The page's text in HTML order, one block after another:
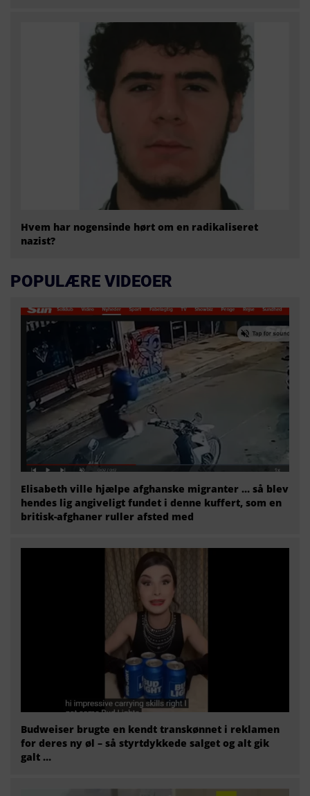
Hvem har nogensinde hørt om en radikaliseret
nazist?
POPULÆRE VIDEOER
Elisabeth ville hjælpe afghanske migranter … så blev
hendes lig angiveligt fundet i denne kuffert, som en
britisk-afghaner ruller afsted med
Budweiser brugte en kendt transkønnet i reklamen
for deres ny øl – så styrtdykkede salget og alt gik
galt …